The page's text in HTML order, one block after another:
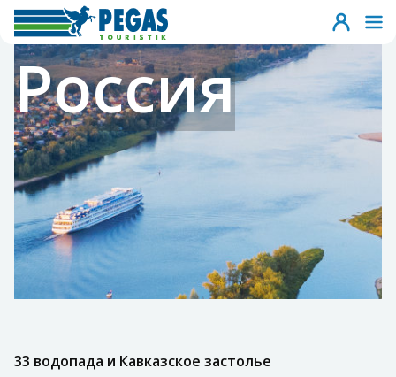
Россия
33 водопада и Кавказское застолье